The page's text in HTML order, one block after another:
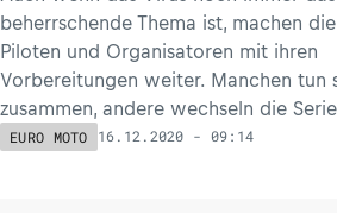
beherrschende Thema ist, machen die
Piloten und Organisatoren mit ihren
Vorbereitungen weiter. Manchen tun
zusammen, andere wechseln die
EURO MOTO 16.12.2020 - 09:14